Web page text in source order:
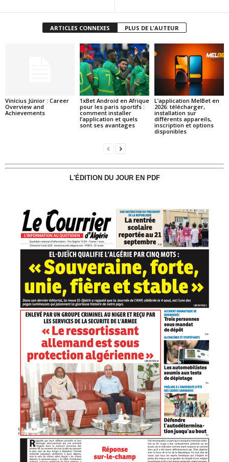
ARTICLES CONNEXES PLUS DE L'AUTEUR
Vinícius Júnior : Career
Overview and
Achievements
1xBet Android en Afrique
pour les paris sportifs :
comment installer
l’application et quels
sont ses avantages
L’application MelBet en
2026: télécharger,
installation sur
différents appareils,
inscription et options
disponibles
L'ÉDITION DU JOUR EN PDF